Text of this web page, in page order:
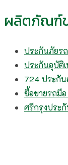
ผลิตภัณฑ์ข
ประกันภัยร
ประกันอุบัติ
724 ประกัน
ซื้อขายรถมื
ศรีกรุงประ